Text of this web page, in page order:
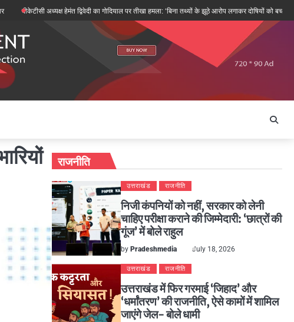
अध्यक्ष हेमंत द्विवेदी का गोदियाल पर तीखा हमला: ‘बिना तथ्यों के झूठे आरोप लगाकर दोषियों को बचाने की कोशिश’
राजनीति
उत्तराखंड राजनीति
निजी कंपनियों को नहीं, सरकार को लेनी
चाहिए परीक्षा कराने की जिम्मेदारी: ‘छात्रों की
गूंज’ में बोले राहुल
by Pradeshmedia July 18, 2026
उत्तराखंड राजनीति
उत्तराखंड में फिर गरमाई ‘जिहाद’ और
‘धर्मांतरण’ की राजनीति, ऐसे कामों में शामिल
जाएंगे जेल- बोले धामी